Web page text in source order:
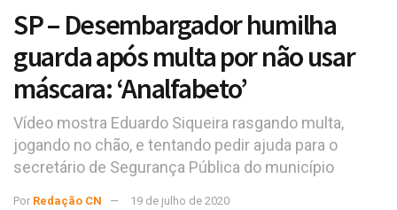
SP – Desembargador humilha
guarda após multa por não usar
máscara: ‘Analfabeto’
Vídeo mostra Eduardo Siqueira rasgando multa,
jogando no chão, e tentando pedir ajuda para o
secretário de Segurança Pública do município
Por Redação CN 19 de julho de 2020